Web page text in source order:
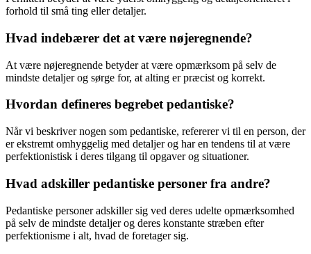
forhold til små ting eller detaljer.
Hvad indebærer det at være nøjeregnende?
At være nøjeregnende betyder at være opmærksom på selv de
mindste detaljer og sørge for, at alting er præcist og korrekt.
Hvordan defineres begrebet pedantiske?
Når vi beskriver nogen som pedantiske, refererer vi til en person, der
er ekstremt omhyggelig med detaljer og har en tendens til at være
perfektionistisk i deres tilgang til opgaver og situationer.
Hvad adskiller pedantiske personer fra andre?
Pedantiske personer adskiller sig ved deres udelte opmærksomhed
på selv de mindste detaljer og deres konstante stræben efter
perfektionisme i alt, hvad de foretager sig.